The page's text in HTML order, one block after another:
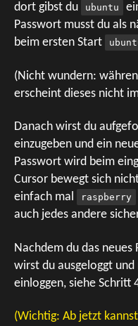
dort gibst du
ubuntu
Passwort musst du als
beim ersten Start
(Nicht wundern:
erscheint dieses nicht
Danach wirst du
einzugeben und ein
Passwort wird beim
Cursor bewegt sich
einfach mal
raspberry
auch jedes andere
Nachdem du das
wirst du ausgeloggt
einloggen, siehe Schritt
(Wichtig: Ab jetzt